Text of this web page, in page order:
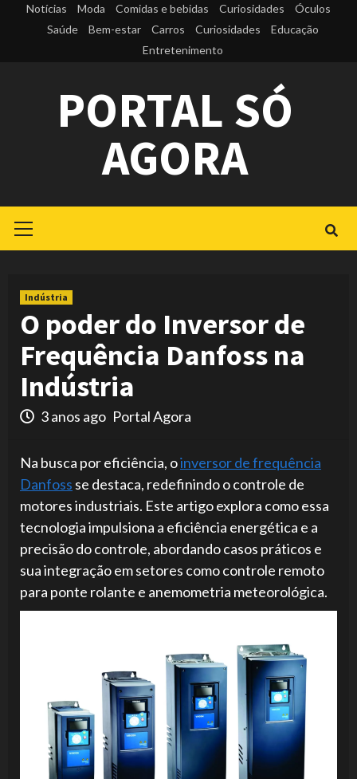
Notícias Moda Comidas e bebidas Curiosidades
Óculos
Saúde
Bem-estar Carros Curiosidades
Educação
Entretenimento
PORTAL SÓ
AGORA
Menu
Indústria
O poder do Inversor de
Frequência Danfoss na
Indústria
3 anos ago Portal Agora
Na busca por eficiência, oinversor de frequência
Danfoss se destaca, redefinindo o controle de
motores industriais. Este artigo explora como essa
tecnologia impulsiona a eficiência energética e a
precisão do controle, abordando casos práticos e
sua integração em setores como controle remoto
para ponte rolante e anemometria meteorológica.